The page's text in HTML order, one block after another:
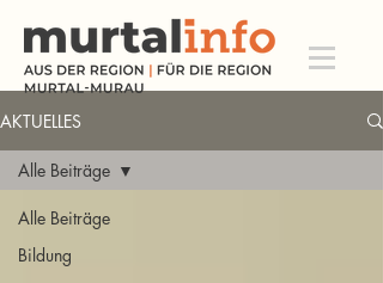
AKTUELLES
Alle Beiträge
Bildung
Alle Beiträge